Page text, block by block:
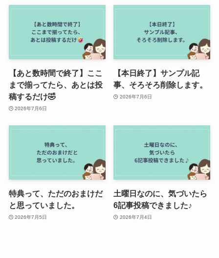
【あと数時間で終了】ここ
まで揃ってたら、あとは投
稿するだけ🤣
2026年7月6日
【本日終了】サンプル記
事、そろそろ削除します。
2026年7月6日
特典って、ただのおまけだ
と思っていました。
2026年7月5日
土曜日なのに、気づいたら
6記事投稿できました♪
2026年7月4日